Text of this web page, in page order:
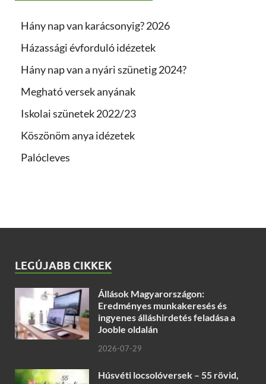
Hány nap van karácsonyig? 2026
Házassági évforduló idézetek
Hány nap van a nyári szünetig 2024?
Megható versek anyának
Iskolai szünetek 2022/23
Köszönöm anya idézetek
Palócleves
LEGÚJABB CIKKEK
Állások Magyarországon:
Eredményes munkakeresés és
ingyenes álláshirdetés feladása a
Jooble oldalán
2026-07-29
Húsvéti locsolóversek – 55 rövid,